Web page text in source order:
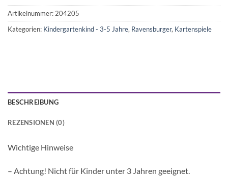
Artikelnummer: 204205
Kategorien: Kindergartenkind - 3-5 Jahre, Ravensburger, Kartenspiele
BESCHREIBUNG
REZENSIONEN (0)
Wichtige Hinweise
– Achtung! Nicht für Kinder unter 3 Jahren geeignet.